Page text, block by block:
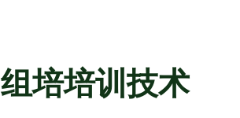
组培培训技术